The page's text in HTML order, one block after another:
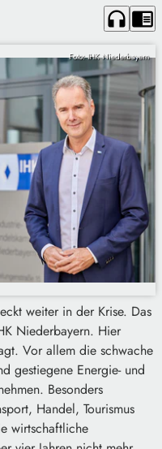
headphones chrome_reader_mode
Foto: IHK Niederbayern
weiter in der Krise. Das
Niederbayern. Hier
Vor allem die schwache
gestiegene Energie- und
Besonders
Handel, Tourismus
wirtschaftliche